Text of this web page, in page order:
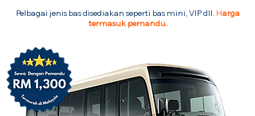
Pelbagai jenis bas disediakan seperti bas mini, VIP dll. Harga
termasuk pemandu.